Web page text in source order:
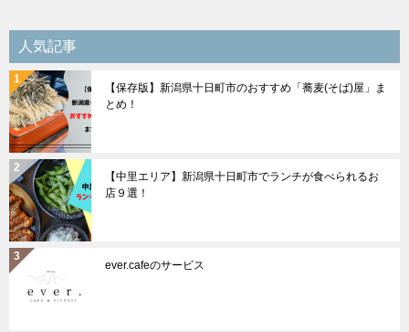
ョ
ン
人気記事
【保存版】新潟県十日町市のおすすめ「蕎麦(そば)屋」ま
とめ！
【中里エリア】新潟県十日町市でランチが食べられるお
店９選！
ever.cafeのサービス